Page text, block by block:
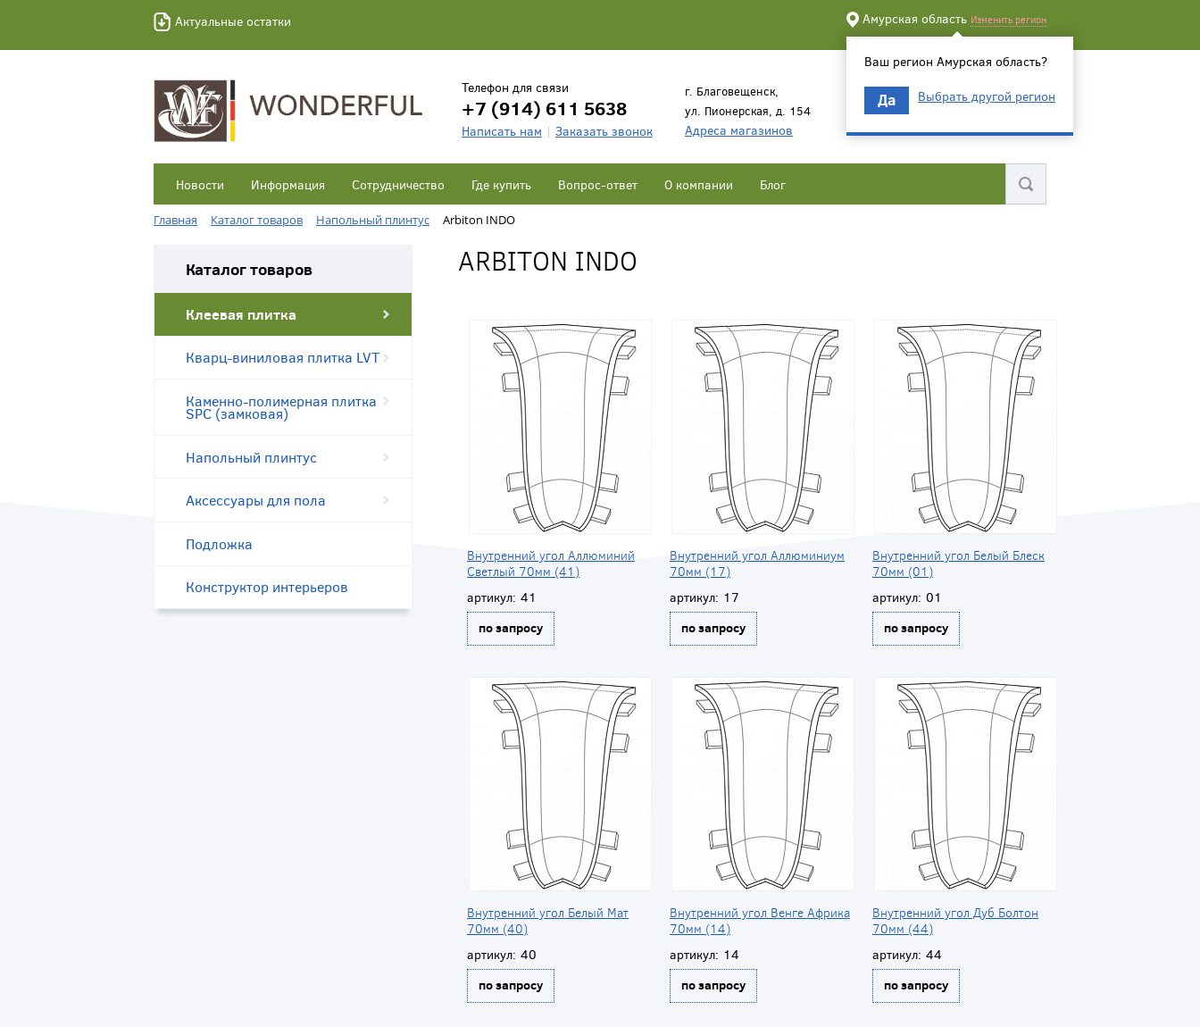
Актуальные остатки Амурская область Изменить регион
Ваш регион Амурская область?
Да Выбрать другой регион
Телефон для связи
+7 (914) 611 5638
Написать нам Заказать звонок
г. Благовещенск,
ул. Пионерская, д. 154
Адреса магазинов
Новости Информация Сотрудничество Где купить Вопрос-ответ О компании Блог
Главная Каталог товаров Напольный плинтус Arbiton INDO
Каталог товаров
Клеевая плитка
Кварц-виниловая плитка LVT
Каменно-полимерная плитка
SPC (замковая)
Напольный плинтус
Аксессуары для пола
Подложка
Конструктор интерьеров
ARBITON INDO
Внутренний угол Аллюминий
Светлый 70мм (41)
артикул: 41
по запросу
Внутренний угол Аллюминиум
70мм (17)
артикул: 17
по запросу
Внутренний угол Белый Блеск
70мм (01)
артикул: 01
по запросу
Внутренний угол Белый Мат
70мм (40)
артикул: 40
по запросу
Внутренний угол Венге Африка
70мм (14)
артикул: 14
по запросу
Внутренний угол Дуб Болтон
70мм (44)
артикул: 44
по запросу